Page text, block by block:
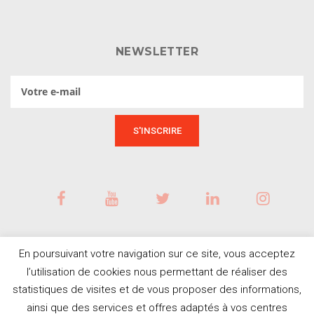
NEWSLETTER
En poursuivant votre navigation sur ce site, vous acceptez
l’utilisation de cookies nous permettant de réaliser des
statistiques de visites et de vous proposer des informations,
ainsi que des services et offres adaptés à vos centres